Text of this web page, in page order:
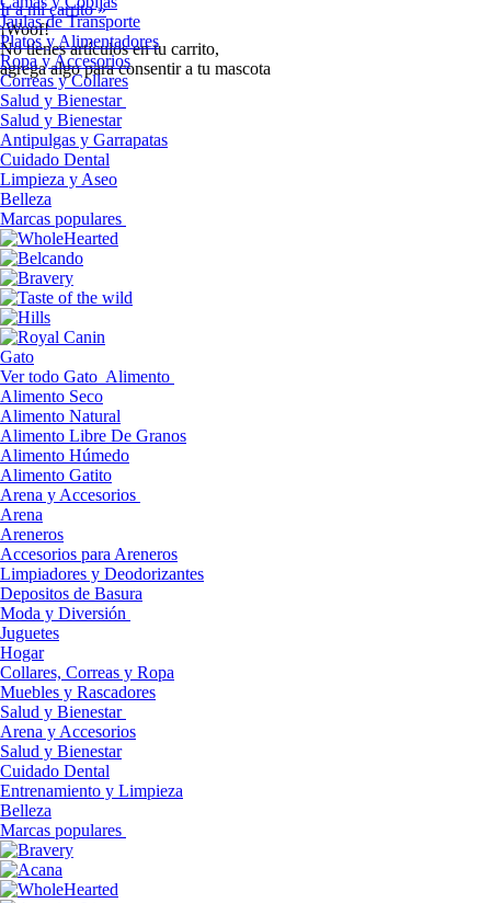
Ir a mi carrito »
¡Woof!
No tíenes artículos en tu carrito,
agrega algo para consentir a tu mascota
Jaulas de Transporte
Platos y Alimentadores
Ropa y Accesorios
Correas y Collares
Salud y Bienestar
Salud y Bienestar
Antipulgas y Garrapatas
Cuidado Dental
Limpieza y Aseo
Belleza
Marcas populares
Gato
Ver todo Gato Alimento
Alimento Seco
Alimento Natural
Alimento Libre De Granos
Alimento Húmedo
Alimento Gatito
Arena y Accesorios
Arena
Areneros
Accesorios para Areneros
Limpiadores y Deodorizantes
Depositos de Basura
Moda y Diversión
Juguetes
Hogar
Collares, Correas y Ropa
Muebles y Rascadores
Salud y Bienestar
Arena y Accesorios
Salud y Bienestar
Cuidado Dental
Entrenamiento y Limpieza
Belleza
Marcas populares